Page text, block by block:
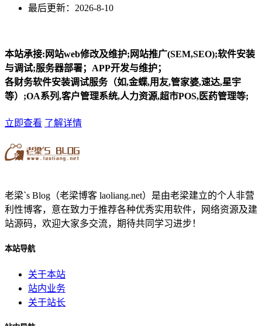
最后更新：2026-8-10
本站承接:网站web修改及维护;网站推广(SEM,SEO);软件安装
与调试;服务器部署；APP开发与维护；
各财务软件安装调试服务（如,金蝶,用友,管家婆,速达,星宇
等）;OA系列,客户管理系统,人力资源,超市POS,医药管理等;
立即查看 了解详情
老梁`s Blog（老梁博客 laoliang.net）是由老梁建立的个人非营
利性博客，意在致力于推荐各种优秀实用软件，网络资源及建
站源码，欢迎大家多交流，期待共同学习进步！
本站导航
关于本站
站内业务
关于站长